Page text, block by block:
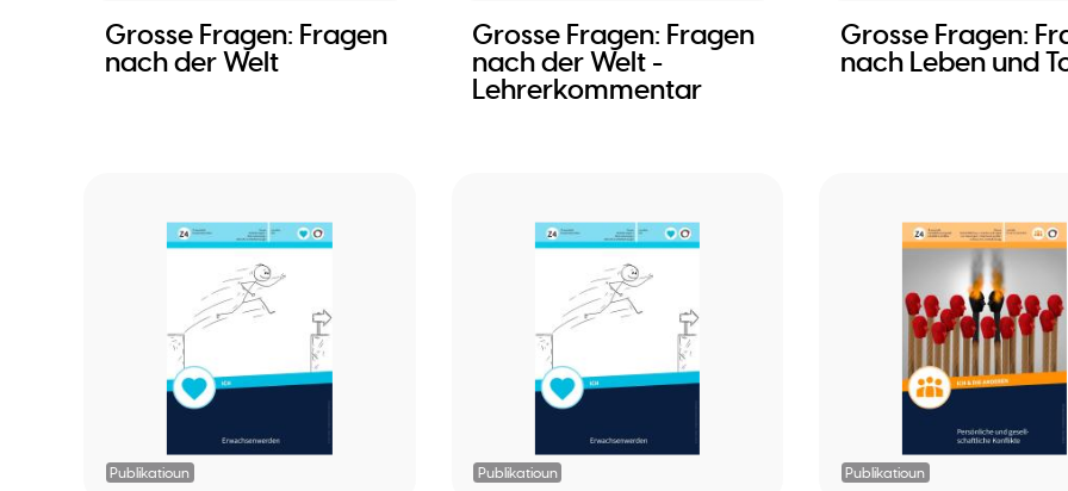
Grosse Fragen: Fragen
nach der Welt
Grosse Fragen: Fragen
nach der Welt -
Lehrerkommentar
Grosse Fragen:
nach Leben und
Publikatioun Publikatioun Publikatioun